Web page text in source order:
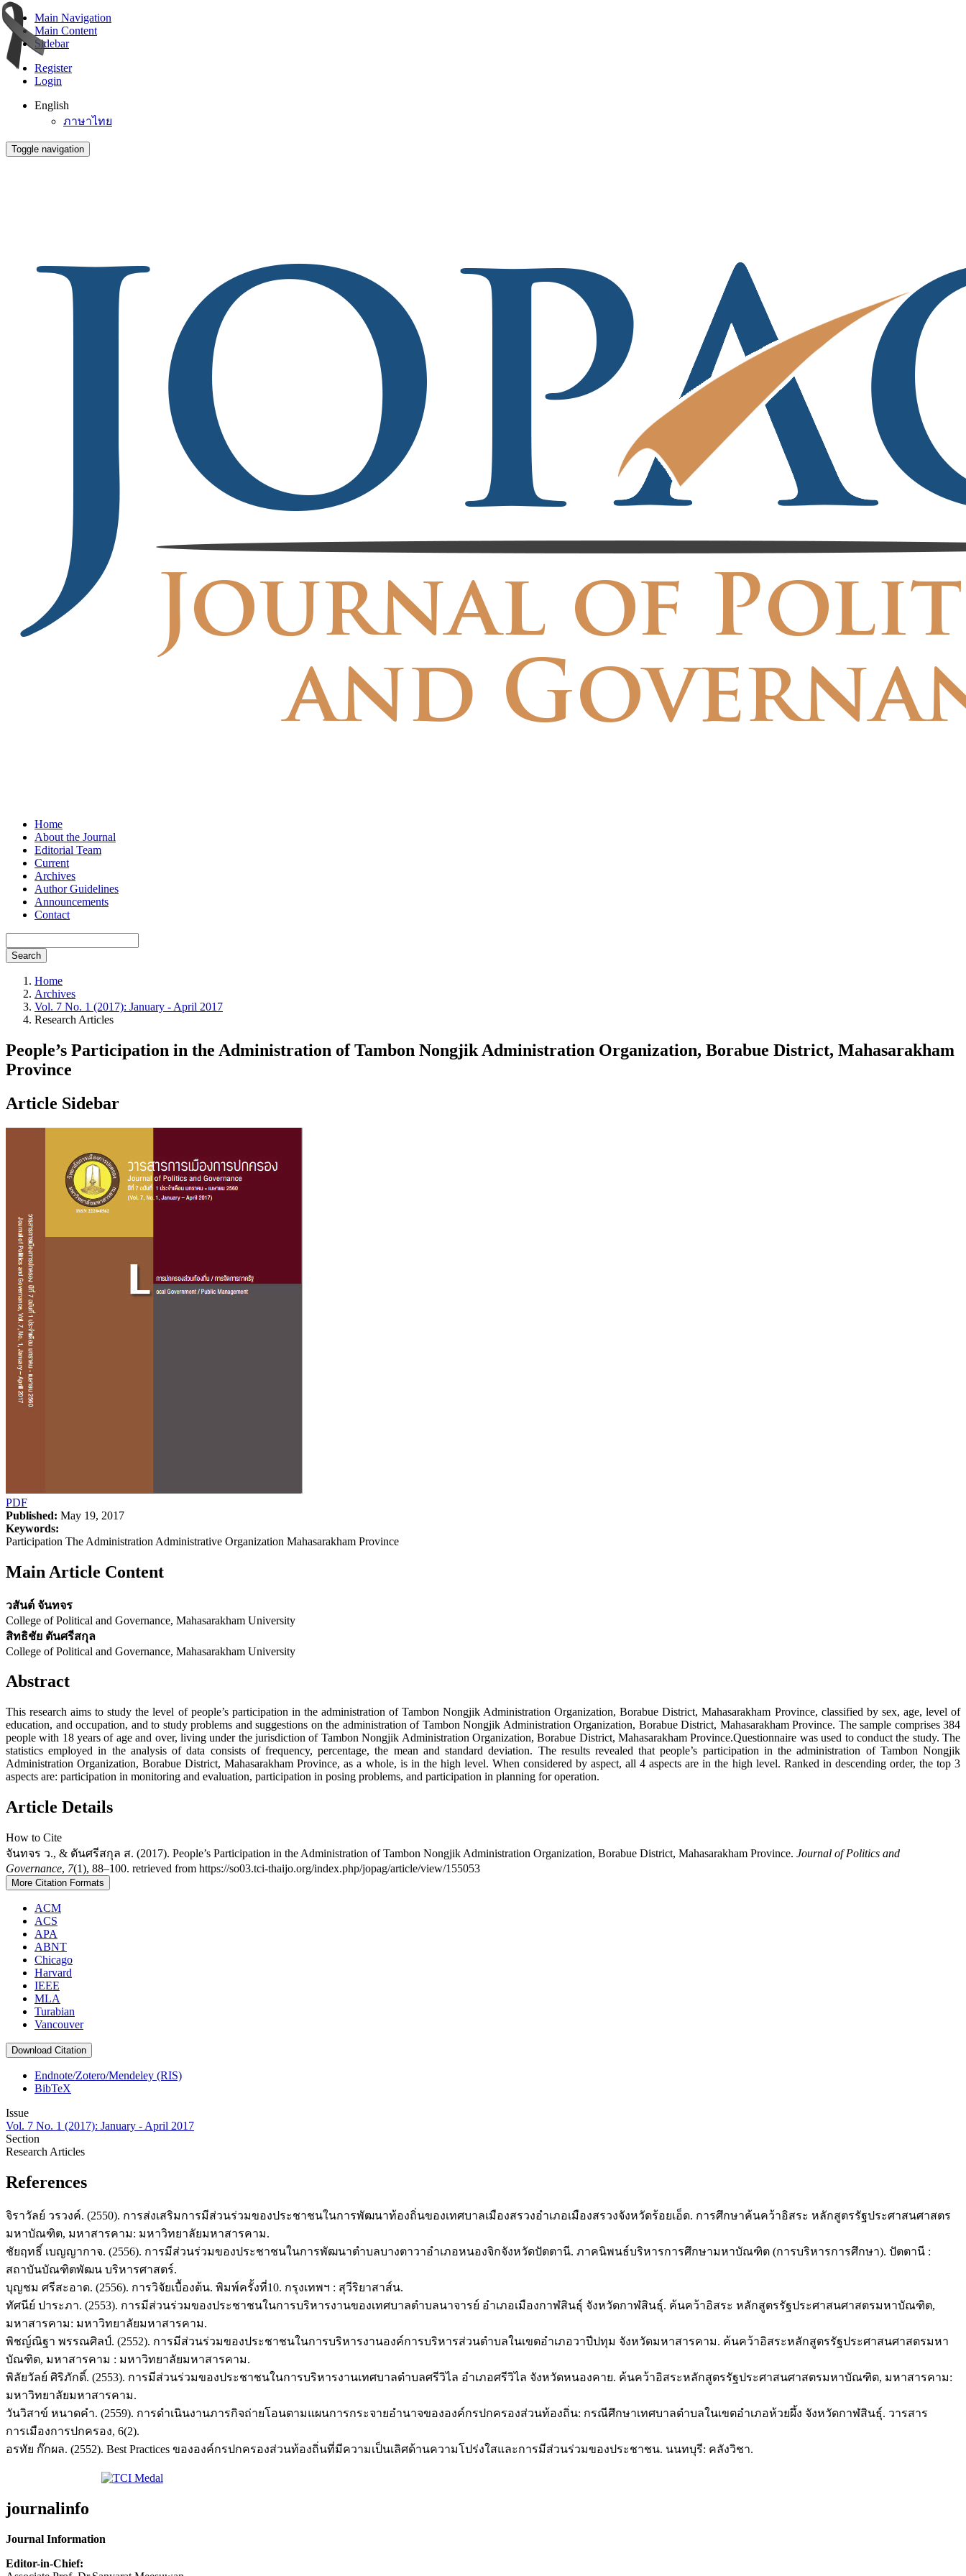
Main Navigation
Main Content
Sidebar
Register
Login
English
ภาษาไทย
Toggle navigation
Home
About the Journal
Editorial Team
Current
Archives
Author Guidelines
Announcements
Contact
Search
Home
Archives
Vol. 7 No. 1 (2017): January - April 2017
Research Articles
People’s Participation in the Administration of Tambon Nongjik Administration Organization, Borabue District, Mahasarakham
Province
Article Sidebar
PDF
Published: May 19, 2017
Keywords:
Participation The Administration Administrative Organization Mahasarakham Province
Main Article Content
วสันต์ จันทจร
College of Political and Governance, Mahasarakham University
สิทธิชัย ตันศรีสกุล
College of Political and Governance, Mahasarakham University
Abstract
This research aims to study the level of people’s participation in the administration of Tambon Nongjik Administration Organization, Borabue District, Mahasarakham Province, classified by sex, age, level of
education, and occupation, and to study problems and suggestions on the administration of Tambon Nongjik Administration Organization, Borabue District, Mahasarakham Province. The sample comprises 384
people with 18 years of age and over, living under the jurisdiction of Tambon Nongjik Administration Organization, Borabue District, Mahasarakham Province.Questionnaire was used to conduct the study. The
statistics employed in the analysis of data consists of frequency, percentage, the mean and standard deviation. The results revealed that people’s participation in the administration of Tambon Nongjik
Administration Organization, Borabue District, Mahasarakham Province, as a whole, is in the high level. When considered by aspect, all 4 aspects are in the high level. Ranked in descending order, the top 3
aspects are: participation in monitoring and evaluation, participation in posing problems, and participation in planning for operation.
Article Details
How to Cite
จันทจร ว., & ตันศรีสกุล ส. (2017). People’s Participation in the Administration of Tambon Nongjik Administration Organization, Borabue District, Mahasarakham Province. Journal of Politics and
Governance, 7(1), 88–100. retrieved from https://so03.tci-thaijo.org/index.php/jopag/article/view/155053
More Citation Formats
ACM
ACS
APA
ABNT
Chicago
Harvard
IEEE
MLA
Turabian
Vancouver
Download Citation
Endnote/Zotero/Mendeley (RIS)
BibTeX
Issue
Vol. 7 No. 1 (2017): January - April 2017
Section
Research Articles
References
จิราวัลย์ วรวงค์. (2550). การส่งเสริมการมีส่วนร่วมของประชาชนในการพัฒนาท้องถิ่นของเทศบาลเมืองสรวงอำเภอเมืองสรวงจังหวัดร้อยเอ็ด. การศึกษาค้นคว้าอิสระ หลักสูตรรัฐประศาสนศาสตร
มหาบัณฑิต, มหาสารคาม: มหาวิทยาลัยมหาสารคาม.
ชัยฤทธิ์ เบญญากาจ. (2556). การมีส่วนร่วมของประชาชนในการพัฒนาตำบลบางตาวาอำเภอหนองจิกจังหวัดปัตตานี. ภาคนิพนธ์บริหารการศึกษามหาบัณฑิต (การบริหารการศึกษา). ปัตตานี :
สถาบันบัณฑิตพัฒน บริหารศาสตร์.
บุญชม ศรีสะอาด. (2556). การวิจัยเบื้องต้น. พิมพ์ครั้งที่10. กรุงเทพฯ : สุวีริยาสาส์น.
ทัศนีย์ ปาระภา. (2553). การมีส่วนร่วมของประชาชนในการบริหารงานของเทศบาลตำบลนาจารย์ อำเภอเมืองกาฬสินธุ์ จังหวัดกาฬสินธุ์. ค้นคว้าอิสระ หลักสูตรรัฐประศาสนศาสตรมหาบัณฑิต,
มหาสารคาม: มหาวิทยาลัยมหาสารคาม.
พิชญ์ณิฐา พรรณศิลป์. (2552). การมีส่วนร่วมของประชาชนในการบริหารงานองค์การบริหารส่วนตำบลในเขตอำเภอวาปีปทุม จังหวัดมหาสารคาม. ค้นคว้าอิสระหลักสูตรรัฐประศาสนศาสตรมหา
บัณฑิต, มหาสารคาม : มหาวิทยาลัยมหาสารคาม.
พิลัยวัลย์ ศิริภักดิ์. (2553). การมีส่วนร่วมของประชาชนในการบริหารงานเทศบาลตำบลศรีวิไล อำเภอศรีวิไล จังหวัดหนองคาย. ค้นคว้าอิสระหลักสูตรรัฐประศาสนศาสตรมหาบัณฑิต, มหาสารคาม:
มหาวิทยาลัยมหาสารคาม.
วันวิสาข์ หนาดคำ. (2559). การดำเนินงานภารกิจถ่ายโอนตามแผนการกระจายอำนาจขององค์กรปกครองส่วนท้องถิ่น: กรณีศึกษาเทศบาลตำบลในเขตอำเภอห้วยผึ้ง จังหวัดกาฬสินธุ์. วารสาร
การเมืองการปกครอง, 6(2).
อรทัย ก๊กผล. (2552). Best Practices ขององค์กรปกครองส่วนท้องถิ่นที่มีความเป็นเลิศด้านความโปร่งใสและการมีส่วนร่วมของประชาชน. นนทบุรี: คลังวิชา.
journalinfo
Journal Information
Editor-in-Chief: